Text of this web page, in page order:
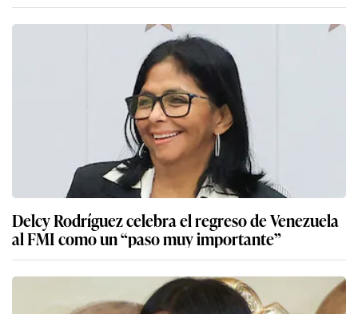
Delcy Rodríguez celebra el regreso de Venezuela
al FMI como un “paso muy importante”